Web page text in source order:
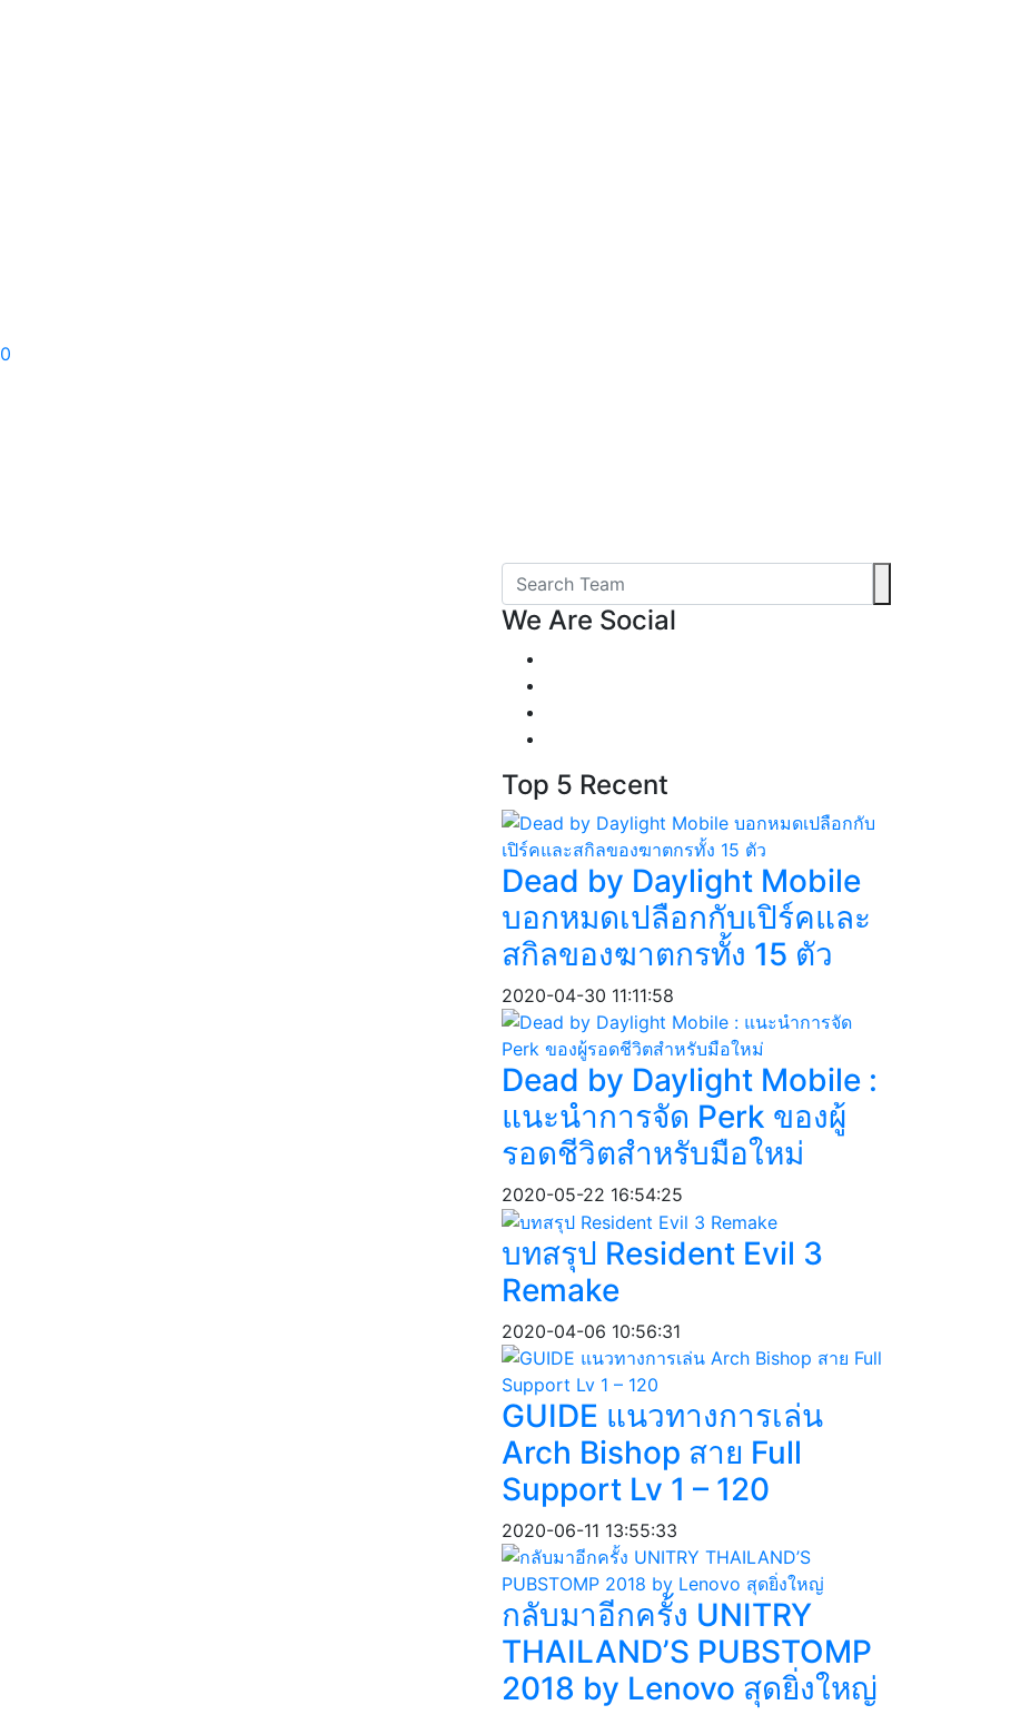
We Are Social
Top 5 Recent
Dead by Daylight Mobile
บอกหมดเปลือกกับเปิร์คและ
สกิลของฆาตกรทั้ง 15 ตัว
2020-04-30 11:11:58
Dead by Daylight Mobile :
แนะนำการจัด Perk ของผู้
รอดชีวิตสำหรับมือใหม่
2020-05-22 16:54:25
บทสรุป Resident Evil 3
Remake
2020-04-06 10:56:31
GUIDE แนวทางการเล่น
Arch Bishop สาย Full
Support Lv 1 – 120
2020-06-11 13:55:33
กลับมาอีกครั้ง UNITRY
THAILAND’S PUBSTOMP
2018 by Lenovo สุดยิ่งใหญ่